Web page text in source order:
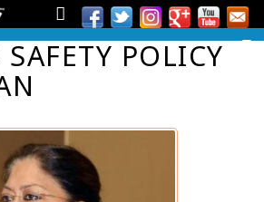
POLICY